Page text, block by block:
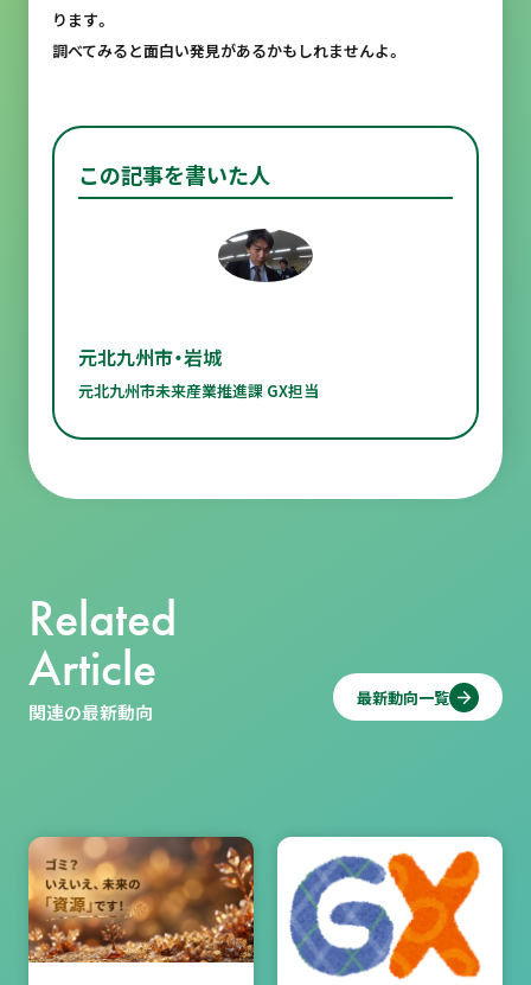
ります。
調べてみると面白い発見があるかもしれませんよ。
この記事を書いた人
元北九州市・岩城
元北九州市未来産業推進課 GX担当
Related
Article
関連の最新動向
最新動向一覧